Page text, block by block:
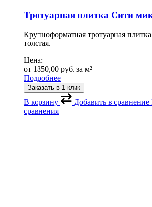
Тротуарная плитка Сити
Крупноформатная тротуарная
толстая.
Цена:
от 1850,00 руб. за м²
Подробнее
Заказать в 1 клик
В корзину Добавить в сравнение
сравнения